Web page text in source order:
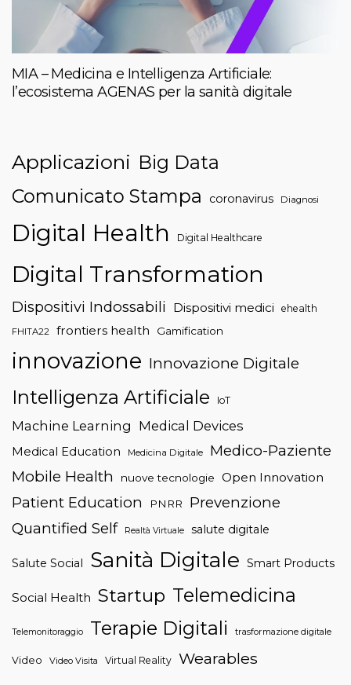
MIA – Medicina e Intelligenza Artificiale:
l’ecosistema AGENAS per la sanità digitale
Applicazioni Big Data
Comunicato Stampa
coronavirus Diagnosi
Digital Health Digital Healthcare
Digital Transformation
Dispositivi Indossabili Dispositivi medici ehealth
FHITA22 frontiers health Gamification
innovazione Innovazione Digitale
Intelligenza Artificiale IoT
Machine Learning Medical Devices
Medical Education Medicina Digitale
Medico-Paziente
Mobile Health
nuove tecnologie Open Innovation
Patient Education PNRR
Prevenzione
Quantified Self
Realtà Virtuale salute digitale
Salute Social Sanità Digitale Smart Products
Social Health Startup Telemedicina
Telemonitoraggio Terapie Digitali trasformazione digitale
Video Video Visita Virtual Reality Wearables